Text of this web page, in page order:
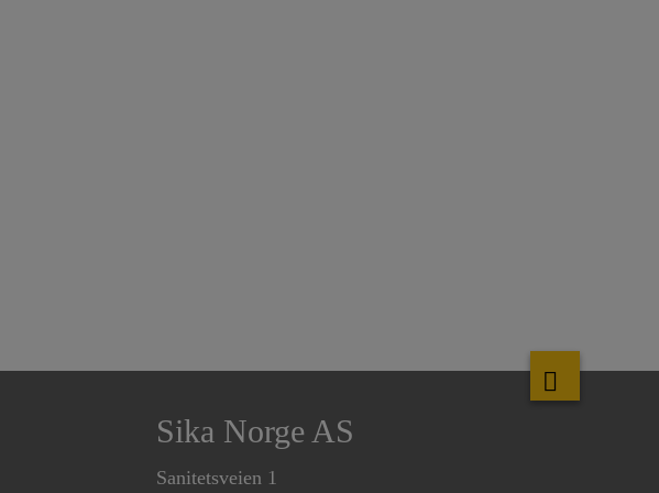
Sika Norge AS
Sanitetsveien 1